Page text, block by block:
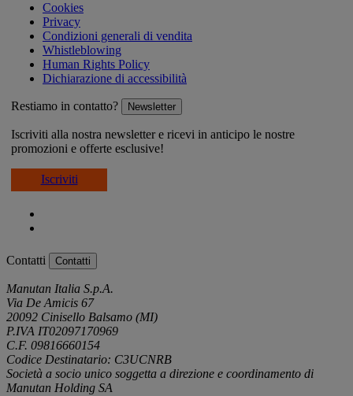
Cookies
Privacy
Condizioni generali di vendita
Whistleblowing
Human Rights Policy
Dichiarazione di accessibilità
Restiamo in contatto? Newsletter
Iscriviti alla nostra newsletter e ricevi in anticipo le nostre
promozioni e offerte esclusive!
Iscriviti
Contatti Contatti
Manutan Italia S.p.A.
Via De Amicis 67
20092 Cinisello Balsamo (MI)
P.IVA IT02097170969
C.F. 09816660154
Codice Destinatario: C3UCNRB
Società a socio unico soggetta a direzione e coordinamento di
Manutan Holding SA